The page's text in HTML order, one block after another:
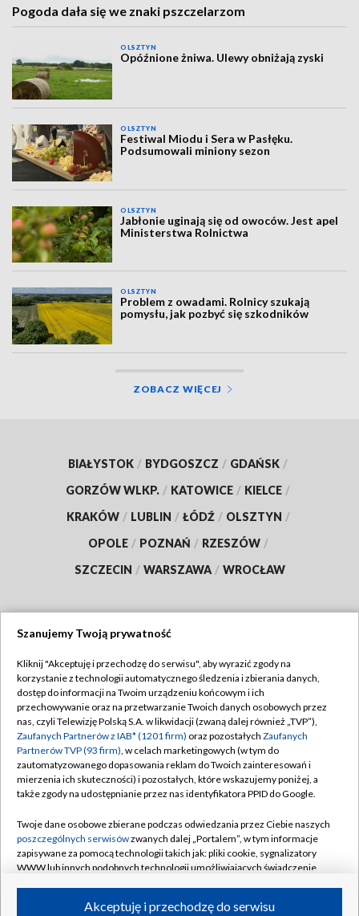
Pogoda dała się we znaki pszczelarzom
OLSZTYN
Opóźnione żniwa. Ulewy obniżają zyski
OLSZTYN
Festiwal Miodu i Sera w Pasłęku.
Podsumowali miniony sezon
OLSZTYN
Jabłonie uginają się od owoców. Jest apel
Ministerstwa Rolnictwa
OLSZTYN
Problem z owadami. Rolnicy szukają
pomysłu, jak pozbyć się szkodników
ZOBACZ WIĘCEJ
BIAŁYSTOK / BYDGOSZCZ / GDAŃSK /
GORZÓW WLKP. / KATOWICE / KIELCE /
KRAKÓW / LUBLIN / ŁÓDŹ / OLSZTYN /
OPOLE / POZNAŃ / RZESZÓW /
SZCZECIN / WARSZAWA / WROCŁAW
TVP
Abonament TVP
Emisja w TVP
Centrum informacji TVP
Naziemna Telewizja Cyfrowa
Rada Programowa
System NOS
Informacje o nadawcy
Regulamin TVP
Polityka prywatności
Moje zgody
Pomoc
Kontakt
Kanały
Szanujemy Twoją prywatność
Kliknij "Akceptuję i przechodzę do serwisu", aby wyrazić zgody na
korzystanie z technologii automatycznego śledzenia i zbierania danych,
dostęp do informacji na Twoim urządzeniu końcowym i ich
przechowywanie oraz na przetwarzanie Twoich danych osobowych przez
nas, czyli Telewizję Polską S.A. w likwidacji (zwaną dalej również „TVP”),
Zaufanych Partnerów z IAB* (1201 firm) oraz pozostałych Zaufanych
Partnerów TVP (93 firm), w celach marketingowych (w tym do
zautomatyzowanego dopasowania reklam do Twoich zainteresowań i
mierzenia ich skuteczności) i pozostałych, które wskazujemy poniżej, a
także zgody na udostępnianie przez nas identyfikatora PPID do Google.
Twoje dane osobowe zbierane podczas odwiedzania przez Ciebie naszych
poszczególnych serwisówzwanych dalej „Portalem”, w tym informacje
zapisywane za pomocą technologii takich jak: pliki cookie, sygnalizatory
WWW lub innych podobnych technologii umożliwiających świadczenie
ruchu w Internecie.Akceptuję i przechodzę do serwisu